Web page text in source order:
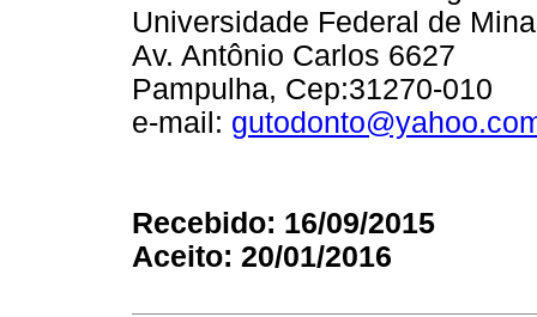
Universidade Federal de
Av. Antônio Carlos 6627
Pampulha, Cep:31270-010
e-mail:
Recebido: 16/09/2015
Aceito: 20/01/2016